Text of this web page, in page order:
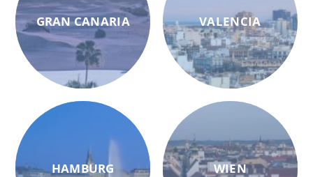
GRAN CANARIA
HAMBURG
VALENCIA
WIEN